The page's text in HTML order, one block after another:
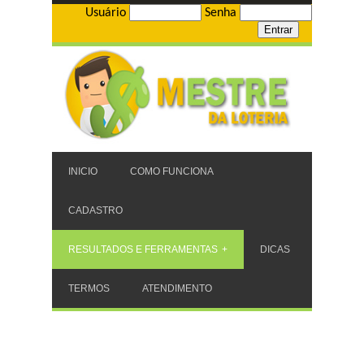
Usuário Senha
INICIO COMO FUNCIONA
CADASTRO
RESULTADOS E FERRAMENTAS DICAS
TERMOS ATENDIMENTO